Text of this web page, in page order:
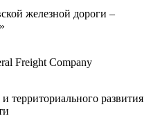
железной дороги –
Freight Company
территориального развития